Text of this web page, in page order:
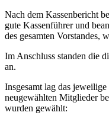
Nach dem Kassenbericht
gute Kassenführer und
des gesamten Vorstandes,
Im Anschluss standen die
an.
Insgesamt lag das
neugewählten Mitglieder
wurden gewählt: